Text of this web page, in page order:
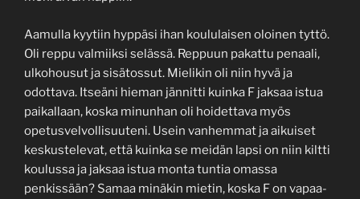
Aamulla kyytiin hyppäsi ihan koululaisen oloinen tyttö.
Oli reppu valmiiksi selässä. Reppuun pakattu penaali,
ulkohousut ja sisätossut. Mielikin oli niin hyvä ja
odottava. Itseäni hieman jännitti kuinka F jaksaa istua
paikallaan, koska minunhan oli hoidettava myös
opetusvelvollisuuteni. Usein vanhemmat ja aikuiset
keskustelevat, että kuinka se meidän lapsi on niin kiltti
koulussa ja jaksaa istua monta tuntia omassa
penkissään? Samaa minäkin mietin, koska F on vapaa-